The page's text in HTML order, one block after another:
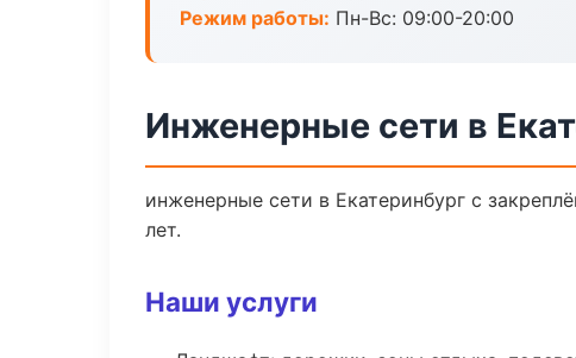
Режим работы: Пн-Вс: 09:00-20:00
Инженерные сети в
инженерные сети в Екатеринбург с
лет.
Наши услуги